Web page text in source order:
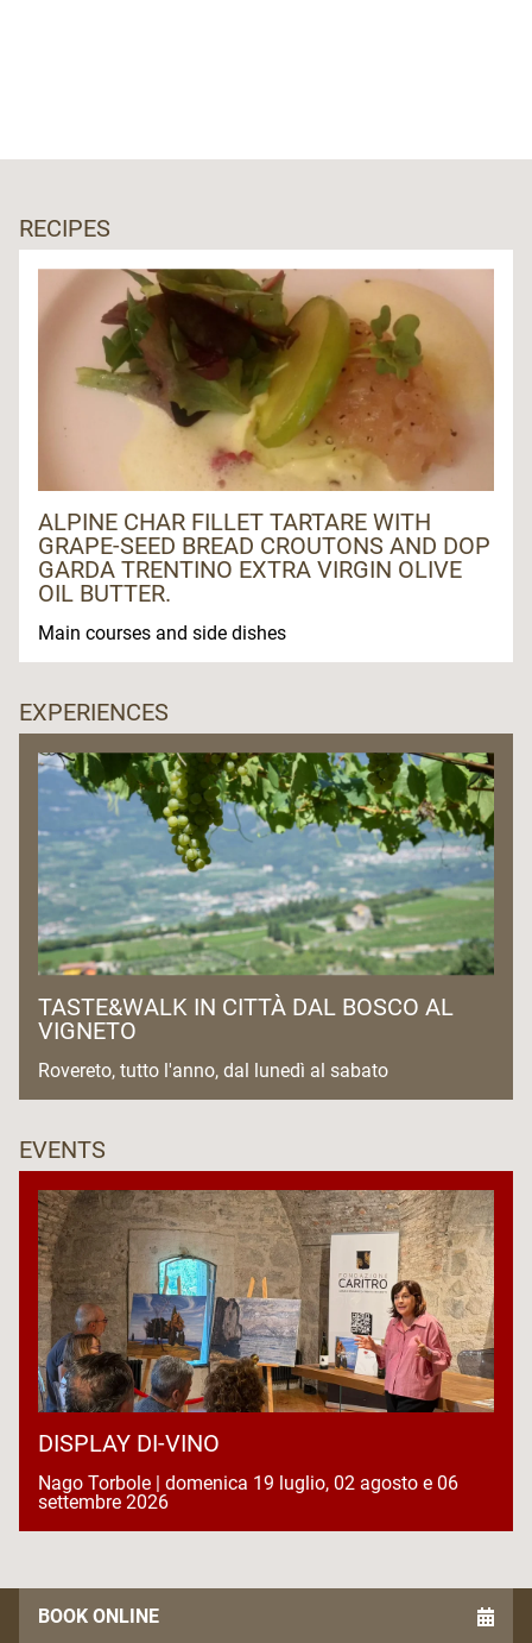
RECIPES
ALPINE CHAR FILLET TARTARE WITH
GRAPE-SEED BREAD CROUTONS AND DOP
GARDA TRENTINO EXTRA VIRGIN OLIVE
OIL BUTTER.
Main courses and side dishes
EXPERIENCES
TASTE&WALK IN CITTÀ DAL BOSCO AL
VIGNETO
Rovereto, tutto l'anno, dal lunedì al sabato
EVENTS
DISPLAY DI-VINO
Nago Torbole | domenica 19 luglio, 02 agosto e 06
settembre 2026
BOOK ONLINE